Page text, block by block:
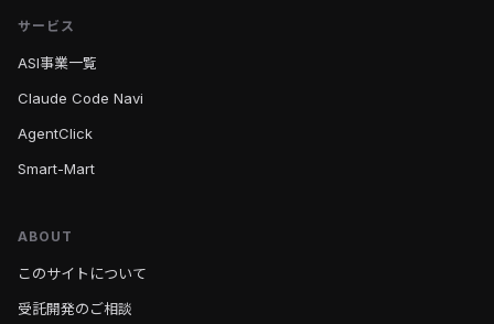
サービス
ASI事業一覧
Claude Code Navi
AgentClick
Smart-Mart
ABOUT
このサイトについて
受託開発のご相談